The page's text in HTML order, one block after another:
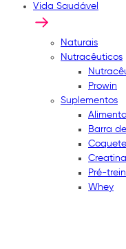
Vida Saudável
Naturais
Nutracêuticos
Prowin
Suplementos
Barra
Creatina
Pré-
Whey